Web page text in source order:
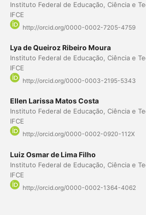
Instituto Federal de Educação, Ciência e
IFCE
http://orcid.org/0000-0002-7205-4759
Lya de Queiroz Ribeiro Moura
Instituto Federal de Educação, Ciência e
IFCE
http://orcid.org/0000-0003-2195-5343
Ellen Larissa Matos Costa
Instituto Federal de Educação, Ciência e
IFCE
http://orcid.org/0000-0002-0920-112X
Luiz Osmar de Lima Filho
Instituto Federal de Educação, Ciência e
IFCE
http://orcid.org/0000-0002-1364-4062